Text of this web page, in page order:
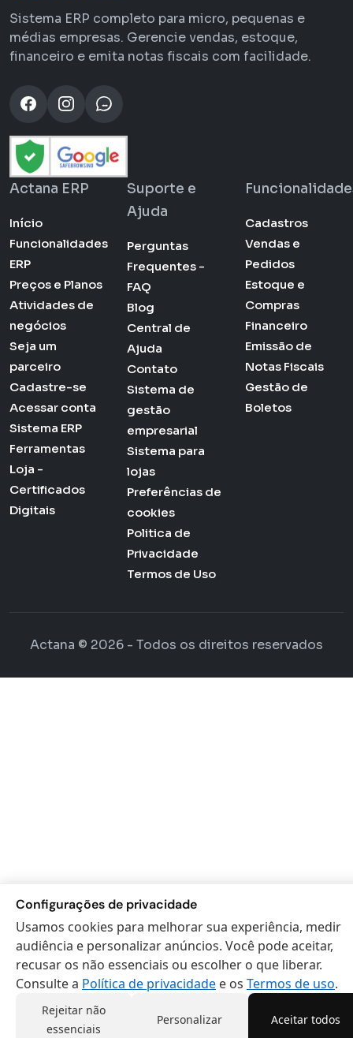
Sistema ERP completo para micro, pequenas e
médias empresas. Gerencie vendas, estoque,
financeiro e emita notas fiscais com facilidade.
Actana ERP
Início
Funcionalidades
ERP
Preços e Planos
Atividades de
negócios
Seja um
parceiro
Cadastre-se
Acessar conta
Sistema ERP
Ferramentas
Loja -
Certificados
Digitais
Suporte e
Ajuda
Perguntas
Frequentes -
FAQ
Blog
Central de
Ajuda
Contato
Sistema de
gestão
empresarial
Sistema para
lojas
Preferências de
cookies
Politica de
Privacidade
Termos de Uso
Cadastros
Vendas e
Pedidos
Estoque e
Compras
Financeiro
Emissão de
Notas Fiscais
Gestão de
Boletos
Actana © 2026 - Todos os direitos reservados
Configurações de privacidade
Usamos cookies para melhorar sua experiência, medir
audiência e personalizar anúncios. Você pode aceitar,
recusar os não essenciais ou escolher o que liberar.
Consulte a Política de privacidade e os Termos de uso.
Rejeitar não
essenciais
Personalizar Aceitar todos